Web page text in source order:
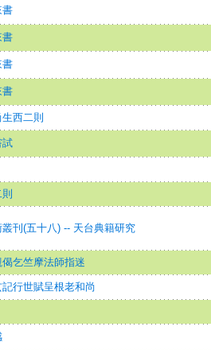
書
書
書
書
西二則
試
刊(五十八) -- 天台典籍研究
乞竺摩法師指迷
行世賦呈根老和尚